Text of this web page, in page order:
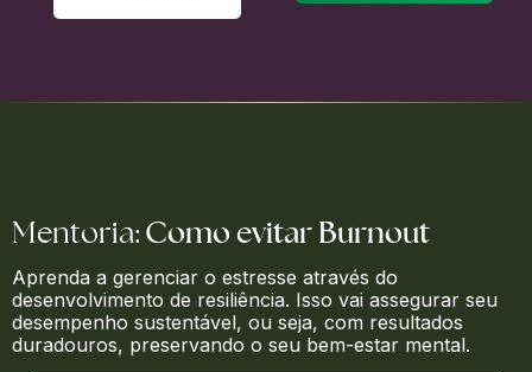
Mentoria:Como evitar Burnout
Aprenda a gerenciar o estresse através do
desenvolvimento de resiliência. Isso vai assegurar seu
desempenho sustentável, ou seja, com resultados
duradouros, preservando o seu bem-estar mental.